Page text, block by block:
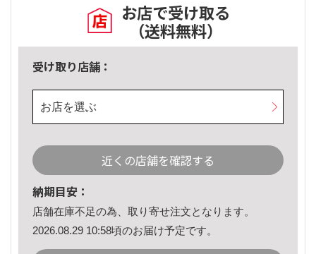
お店で受け取る
（送料無料）
受け取り店舗：
お店を選ぶ
近くの店舗を確認する
納期目安：
店舗在庫不足の為、取り寄せ注文となります。
2026.08.29 10:58頃のお届け予定です。